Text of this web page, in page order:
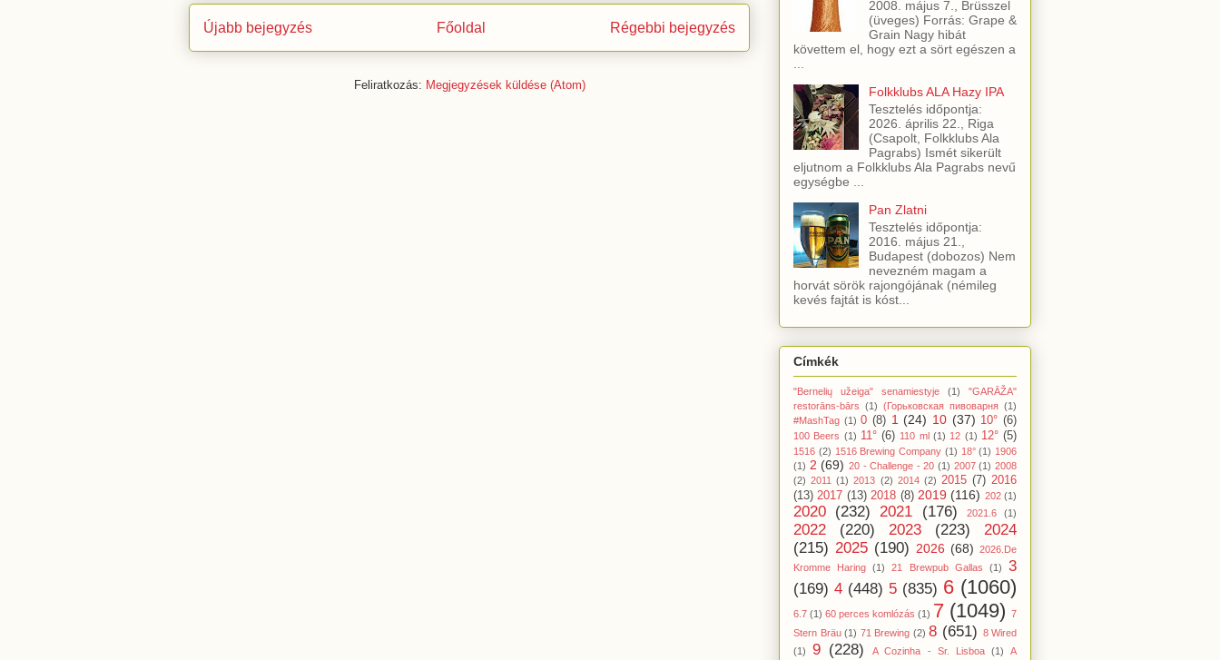
Újabb bejegyzés Régebbi bejegyzés
Főoldal
Feliratkozás: Megjegyzések küldése (Atom)
2008. május 7., Brüsszel
(üveges) Forrás: Grape &
Grain Nagy hibát
követtem el, hogy ezt a sört egészen a
Folkklubs ALA Hazy IPA
Tesztelés időpontja:
2026. április 22., Riga
(Csapolt, Folkklubs Ala
Pagrabs) Ismét sikerült
eljutnom a Folkklubs Ala Pagrabs nevű
egységbe ...
Pan Zlatni
Tesztelés időpontja:
2016. május 21.,
Budapest (dobozos) Nem
nevezném magam a
horvát sörök rajongójának (némileg
kevés fajtát is kóst...
Címkék
"Bernelių užeiga" senamiestyje (1)
"GARĀŽA"
restorāns-bārs (1) (Горьковская пивоварня (1)
#MashTag (1) 0 (8) 1 (24) 10 (37) 10° (6)
100 Beers (1) 11° (6) 110 ml (1) 12 (1) 12° (5)
1516 (2) 1516 Brewing Company (1) 18° (1) 1906
(1) 2 (69) 20 - Challenge - 20 (1) 2007 (1) 2008
(2) 2011 (1) 2013 (2) 2014 (2) 2015 (7) 2016
(13) 2017 (13) 2018 (8) 2019 (116) 202 (1)
2020 (232) 2021 (176) 2021.6 (1)
2022 (220) 2023 (223)
2024
(215) 2025 (190) 2026 (68) 2026.De
Kromme Haring
(1) 21 Brewpub Gallas (1)
3
(169) 4 (448) 5 (835) 6 (1060)
6.7 (1) 60 perces komlózás (1) 7 (1049) 7
Stern Bräu (1) 71 Brewing (2) 8 (651) 8 Wired
(1)
9 (228) A Cozinha - Sr. Lisboa (1)
A